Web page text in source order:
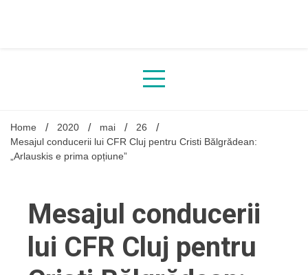
Home 2020 mai
26
Mesajul conducerii lui CFR Cluj pentru Cristi Bălgrădean:
„Arlauskis e prima opțiune”
Mesajul conducerii
lui CFR Cluj pentru